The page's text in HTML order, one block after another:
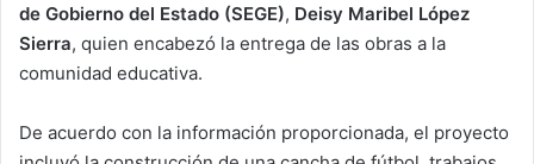
de Gobierno del Estado (SEGE), Deisy Maribel López
Sierra, quien encabezó la entrega de las obras a la
comunidad educativa.
De acuerdo con la información proporcionada, el proyecto